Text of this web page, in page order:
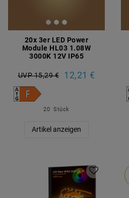
20x 3er LED Power
Module HL03 1.08W
3000K 12V IP65
UVP 15,29 € 12,21 €
20 Stück
Artikel anzeigen